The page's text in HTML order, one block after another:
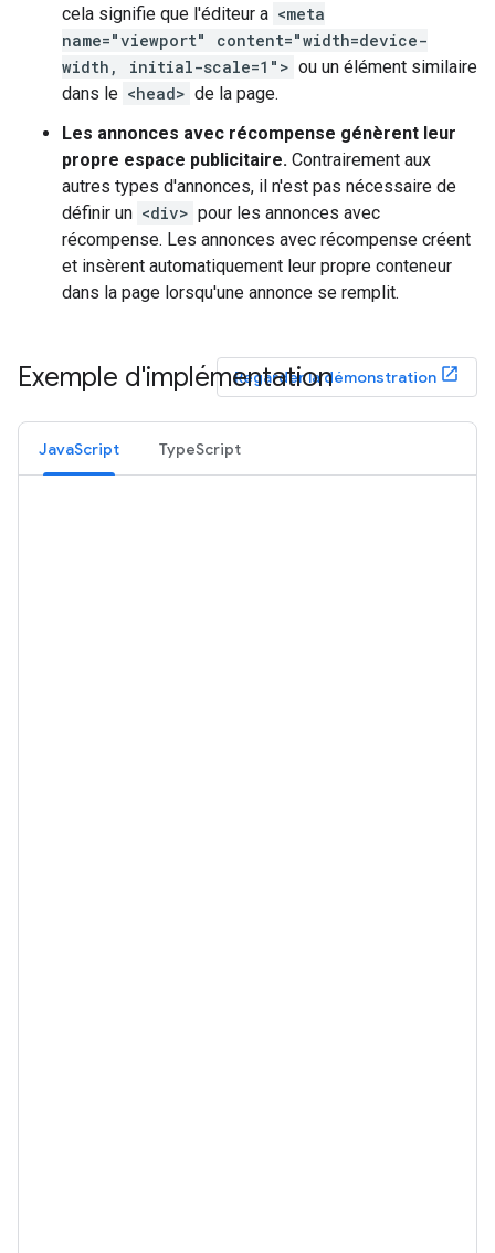
cela signifie que l'éditeur a <meta
name="viewport" content="width=device-
width, initial-scale=1"> ou un élément similaire
dans le <head> de la page.
Les annonces avec récompense génèrent leur
propre espace publicitaire. Contrairement aux
autres types d'annonces, il n'est pas nécessaire de
définir un <div> pour les annonces avec
récompense. Les annonces avec récompense créent
et insèrent automatiquement leur propre conteneur
dans la page lorsqu'une annonce se remplit.
Exemple d'implémentationRegarder la démonstration
JavaScript TypeScript